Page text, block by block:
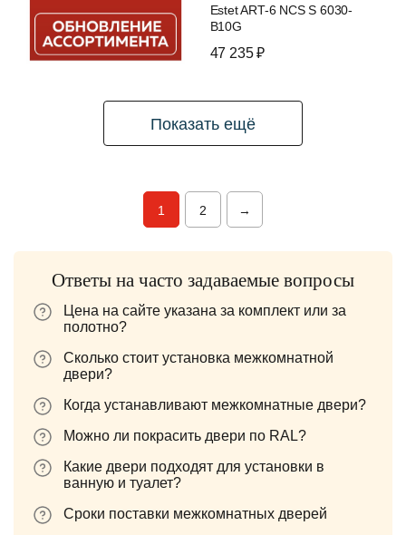
Estet ART-6 NCS S 6030-
B10G
47 235 ₽
Показать ещё
1 2 →
Ответы на часто задаваемые вопросы
Цена на сайте указана за комплект или за
полотно?
Сколько стоит установка межкомнатной
двери?
Когда устанавливают межкомнатные двери?
Можно ли покрасить двери по RAL?
Какие двери подходят для установки в
ванную и туалет?
Сроки поставки межкомнатных дверей